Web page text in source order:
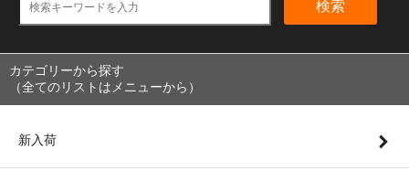
検索
カテゴリーから探す
（全てのリストはメニューから）
新入荷